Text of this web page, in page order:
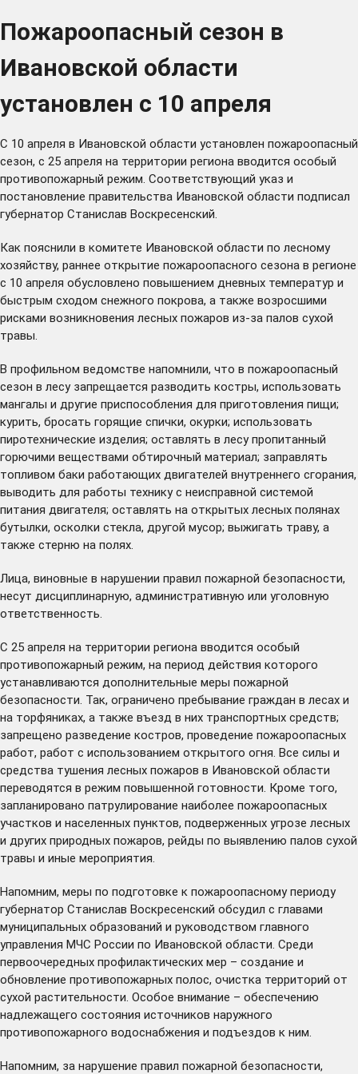
Пожароопасный сезон в
Ивановской области
установлен с 10 апреля
С 10 апреля в Ивановской области установлен пожароопасный
сезон, с 25 апреля на территории региона вводится особый
противопожарный режим. Соответствующий указ и
постановление правительства Ивановской области подписал
губернатор Станислав Воскресенский.
Как пояснили в комитете Ивановской области по лесному
хозяйству, раннее открытие пожароопасного сезона в регионе
с 10 апреля обусловлено повышением дневных температур и
быстрым сходом снежного покрова, а также возросшими
рисками возникновения лесных пожаров из-за палов сухой
травы.
В профильном ведомстве напомнили, что в пожароопасный
сезон в лесу запрещается разводить костры, использовать
мангалы и другие приспособления для приготовления пищи;
курить, бросать горящие спички, окурки; использовать
пиротехнические изделия; оставлять в лесу пропитанный
горючими веществами обтирочный материал; заправлять
топливом баки работающих двигателей внутреннего сгорания,
выводить для работы технику с неисправной системой
питания двигателя; оставлять на открытых лесных полянах
бутылки, осколки стекла, другой мусор; выжигать траву, а
также стерню на полях.
Лица, виновные в нарушении правил пожарной безопасности,
несут дисциплинарную, административную или уголовную
ответственность.
С 25 апреля на территории региона вводится особый
противопожарный режим, на период действия которого
устанавливаются дополнительные меры пожарной
безопасности. Так, ограничено пребывание граждан в лесах и
на торфяниках, а также въезд в них транспортных средств;
запрещено разведение костров, проведение пожароопасных
работ, работ с использованием открытого огня. Все силы и
средства тушения лесных пожаров в Ивановской области
переводятся в режим повышенной готовности. Кроме того,
запланировано патрулирование наиболее пожароопасных
участков и населенных пунктов, подверженных угрозе лесных
и других природных пожаров, рейды по выявлению палов сухой
травы и иные мероприятия.
Напомним, меры по подготовке к пожароопасному периоду
губернатор Станислав Воскресенский обсудил с главами
муниципальных образований и руководством главного
управления МЧС России по Ивановской области. Среди
первоочередных профилактических мер – создание и
обновление противопожарных полос, очистка территорий от
сухой растительности. Особое внимание – обеспечению
надлежащего состояния источников наружного
противопожарного водоснабжения и подъездов к ним.
Напомним, за нарушение правил пожарной безопасности,